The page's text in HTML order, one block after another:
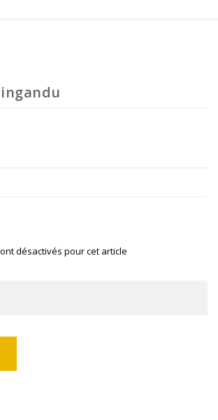
désactivés pour cet article